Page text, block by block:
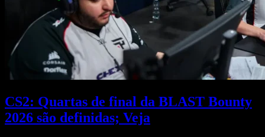
CS2: Quartas de final da BLAST Bounty
2026 são definidas; Veja